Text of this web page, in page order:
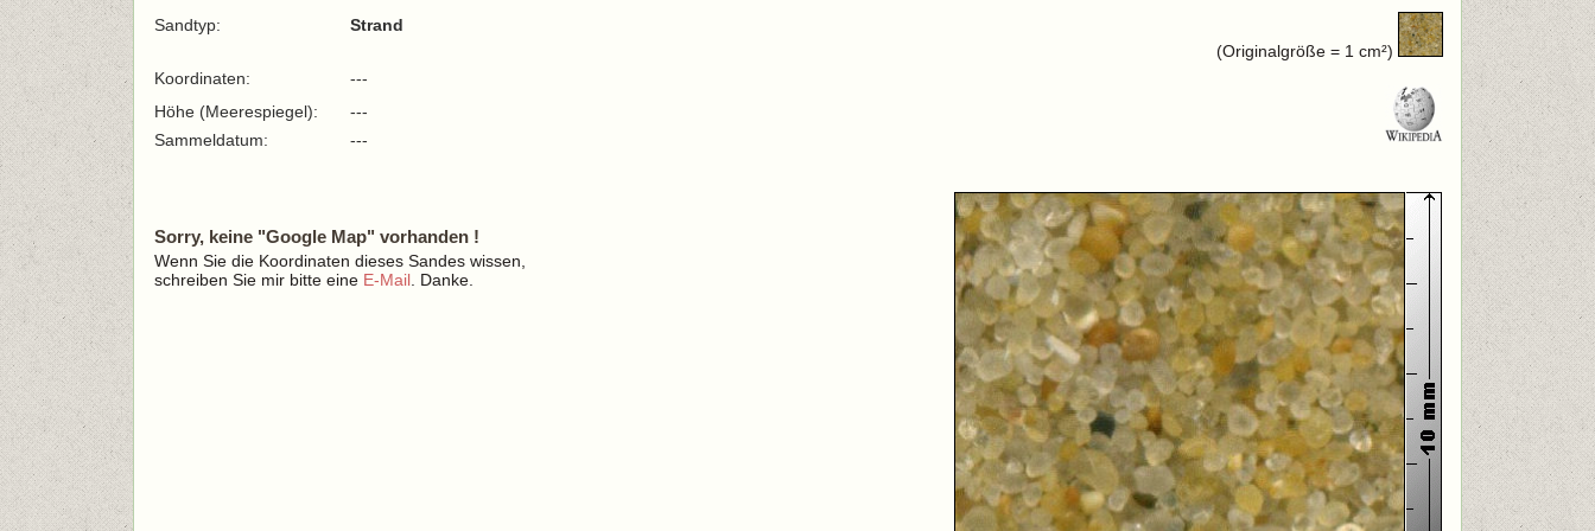
(Originalgröße = 1 cm²)
Sandtyp: Strand
Koordinaten:
---
Höhe (Meerespiegel):
---
Sammeldatum:
---
Sorry, keine "Google Map" vorhanden !
Wenn Sie die Koordinaten dieses Sandes wissen,
schreiben Sie mir bitte eine E-Mail . Danke.